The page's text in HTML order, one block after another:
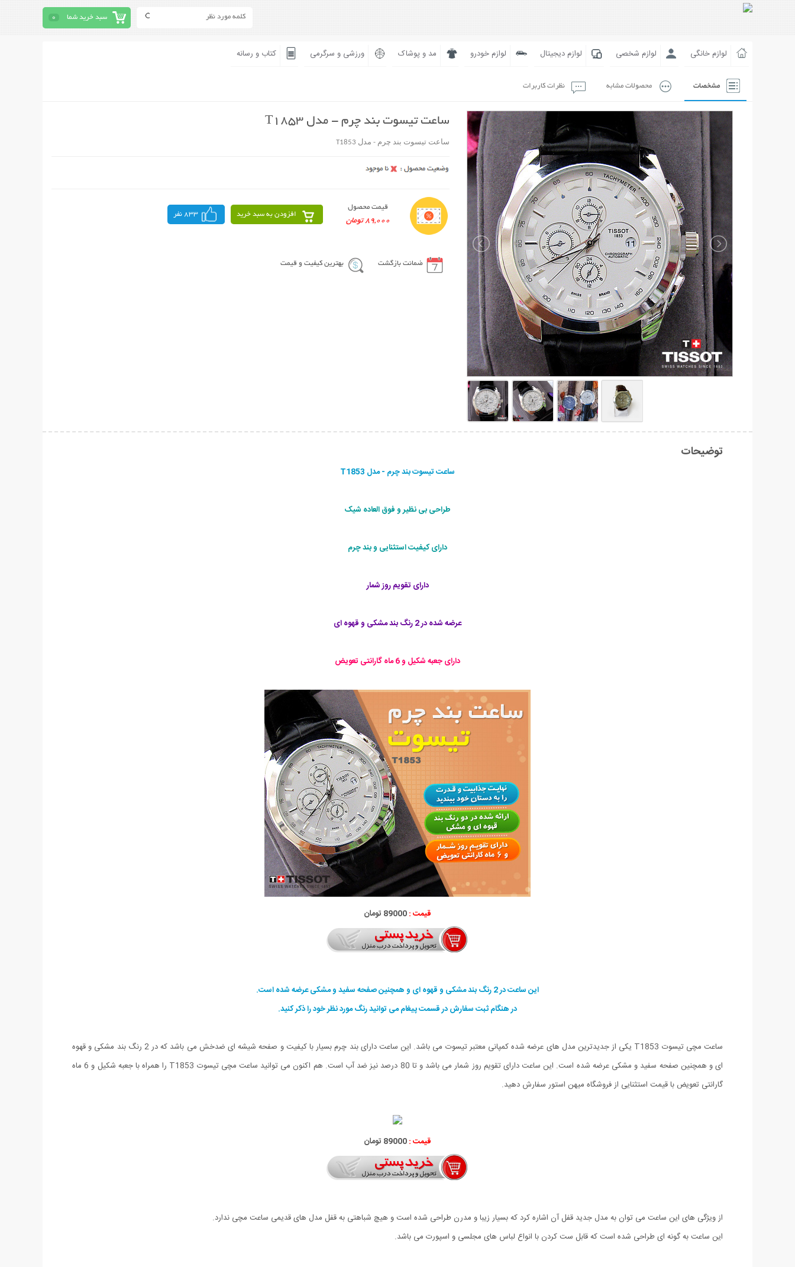
سبد خرید شما 0
لوازم خانگی لوازم شخصی لوازم دیجیتال لوازم خودرو مد و پوشاک ورزشی و سرگرمی کتاب و رسانه
مشخصات محصولات مشابه نظرات کاربرات
ساعت تیسوت بند چرم - مدل T1853
ساعت تیسوت بند چرم - مدل T1853
قیمت محصول
89,000 تومان
افزودن به سبد خرید 833 نفر
ضمانت بازگشت بهترین کیفیت و قیمت
توضیحات
ساعت تیسوت بند چرم - مدل T1853
طراحی بی نظیر و فوق العاده شیک
دارای کیفیت استثنایی و بند چرم
دارای تقویم روز شمار
عرضه شده در 2 رنگ بند مشکی و قهوه ای
دارای جعبه شکیل و 6 ماه گارانتی تعویض
قیمت :89000 تومان
این ساعت در 2 رنگ بند مشکی و قهوه ای و همچنین صفحه سفید و مشکی عرضه شده است.
در هنگام ثبت سفارش در قسمت پیغام می توانید رنگ مورد نظر خود را ذکر کنید.
ساعت مچی تیسوت T1853 یکی از جدیدترین مدل های عرضه شده کمپانی معتبر تیسوت می باشد. این ساعت دارای بند چرم بسیار با کیفیت و صفحه شیشه ای ضدخش می باشد که در 2 رنگ بند مشکی و قهوه
ای و همچنین صفحه سفید و مشکی عرضه شده است. این ساعت دارای تقویم روز شمار می باشد و تا 80 درصد نیز ضد آب است. هم اکنون می توانید ساعت مچی تیسوت T1853 را همراه با جعبه شکیل و 6 ماه
گارانتی تعویض با قیمت استثنایی از فروشگاه میهن استور سفارش دهید.
قیمت :89000 تومان
از ویژگی های این ساعت می توان به مدل جدید قفل آن اشاره کرد که بسیار زیبا و مدرن طراحی شده است و هیچ شباهتی به قفل مدل های قدیمی ساعت مچی ندارد.
این ساعت به گونه ای طراحی شده است که قابل ست کردن با انواع لباس های مجلسی و اسپورت می باشد.